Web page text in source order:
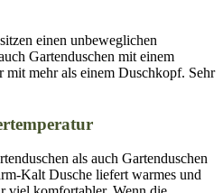
einen unbeweglichen
Gartenduschen mit einem
mehr als einem Duschkopf. Sehr
als auch Gartenduschen
Kalt Dusche liefert warmes und